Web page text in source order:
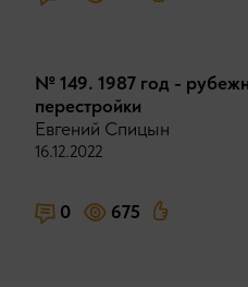
№ 149. 1987 год -
перестройки
Евгений Спицын
16.12.2022
0 675